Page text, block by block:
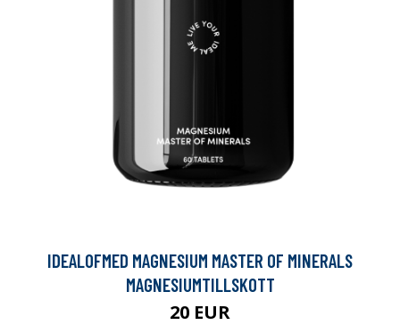
IDEALOFMED MAGNESIUM MASTER OF MINERALS
MAGNESIUMTILLSKOTT
20 EUR